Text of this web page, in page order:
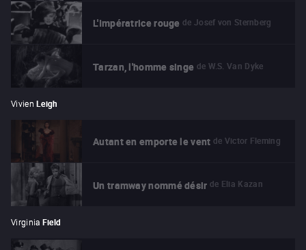
L'Impératrice rouge de Josef von Sternberg
Tarzan, l'homme singe de W.S. Van Dyke
Vivien Leigh
Autant en emporte le vent de Victor Fleming
Un tramway nommé désir de Elia Kazan
Virginia Field